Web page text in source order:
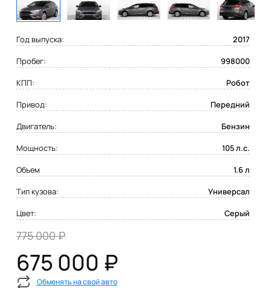
Год выпуска:
2017
Пробег:
998000
КПП:
Робот
Привод:
Передний
Двигатель:
Бензин
Мощность:
105 л.с.
Объем
1.6 л
Тип кузова:
Универсал
Цвет:
Серый
775 000 ₽
675 000 ₽
Обменять на свой авто